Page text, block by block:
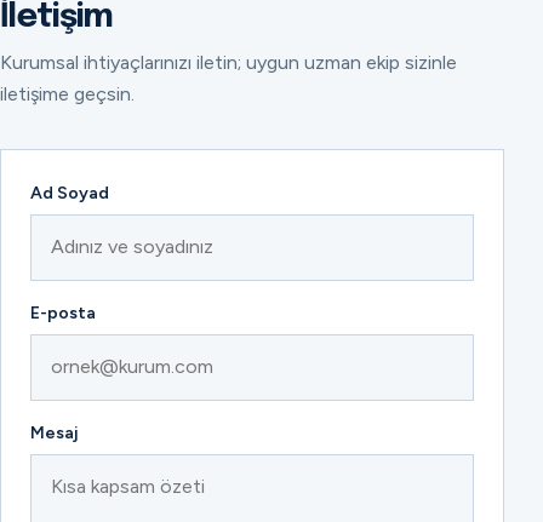
İletişim
Kurumsal ihtiyaçlarınızı iletin; uygun uzman ekip sizinle
iletişime geçsin.
Ad Soyad
E-posta
Mesaj